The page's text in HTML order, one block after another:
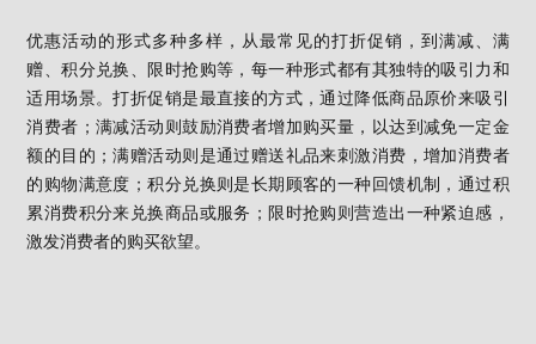
优惠活动的形式多种多样，从最常见的打折促销，到满减、满
赠、积分兑换、限时抢购等，每一种形式都有其独特的吸引力和
适用场景。打折促销是最直接的方式，通过降低商品原价来吸引
消费者；满减活动则鼓励消费者增加购买量，以达到减免一定金
额的目的；满赠活动则是通过赠送礼品来刺激消费，增加消费者
的购物满意度；积分兑换则是长期顾客的一种回馈机制，通过积
累消费积分来兑换商品或服务；限时抢购则营造出一种紧迫感，
激发消费者的购买欲望。